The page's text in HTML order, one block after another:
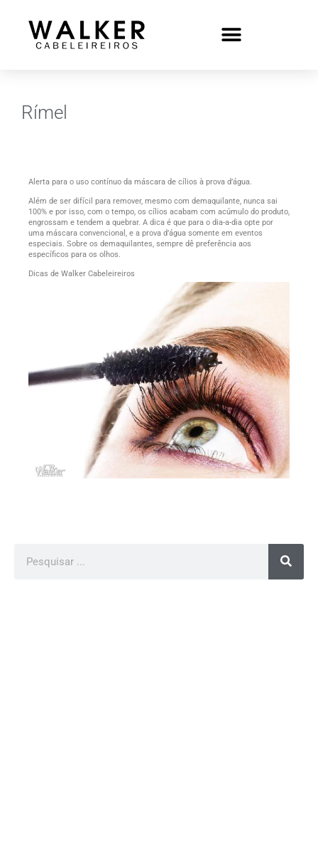
Rímel
Alerta para o uso contínuo da máscara de cílios à prova d’água.
Além de ser difícil para remover, mesmo com demaquilante, nunca sai
100% e por isso, com o tempo, os cílios acabam com acúmulo do produto,
engrossam e tendem a quebrar. A dica é que para o dia-a-dia opte por
uma máscara convencional, e a prova d’água somente em eventos
especiais. Sobre os demaquilantes, sempre dê preferência aos
específicos para os olhos.
Dicas de Walker Cabeleireiros